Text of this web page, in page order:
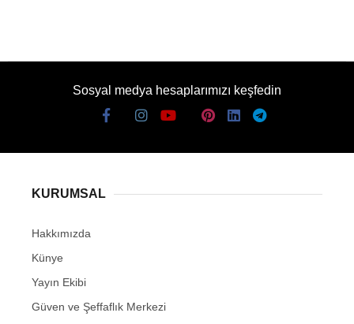
Sosyal medya hesaplarımızı keşfedin
KURUMSAL
Hakkımızda
Künye
Yayın Ekibi
Güven ve Şeffaflık Merkezi